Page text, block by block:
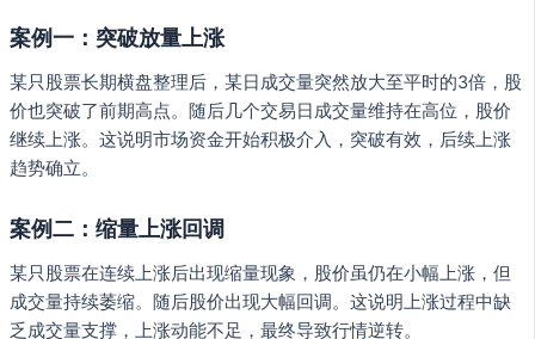
案例一：突破放量上涨
某只股票长期横盘整理后，某日成交量突然放大至平时的3倍，股
价也突破了前期高点。随后几个交易日成交量维持在高位，股价
继续上涨。这说明市场资金开始积极介入，突破有效，后续上涨
趋势确立。
案例二：缩量上涨回调
某只股票在连续上涨后出现缩量现象，股价虽仍在小幅上涨，但
成交量持续萎缩。随后股价出现大幅回调。这说明上涨过程中缺
乏成交量支撑，上涨动能不足，最终导致行情逆转。